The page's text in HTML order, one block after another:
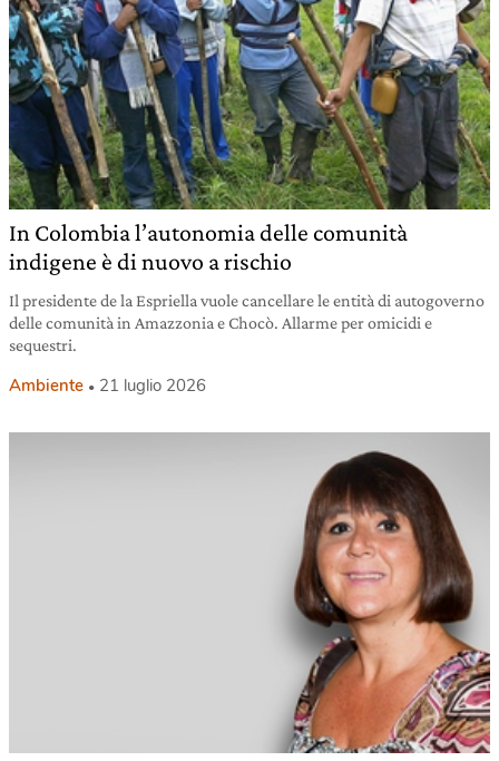
In Colombia l’autonomia delle comunità
indigene è di nuovo a rischio
Il presidente de la Espriella vuole cancellare le entità di autogoverno
delle comunità in Amazzonia e Chocò. Allarme per omicidi e
sequestri.
Ambiente 21 luglio 2026